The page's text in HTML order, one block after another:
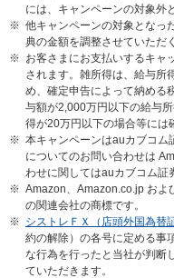
には、キャンペーンの対象外
※ 他キャンペーンの対象となっ
典の金額を調整させていただ
※ お客さまにお支払いするキャ
されます。雑所得は、給与所
め、確定申告によって納める
与額が2,000万円以下の給与
得が20万円以下の場合等には
※ 本キャンペーンはauカブコム
についてのお問い合わせは
わせに関してはauカブコム証
※ Amazon、Amazon.co.jp およ
の関連会社の商標です。
※ シストレＦＸ（店頭外国為替
約の解除）の各号に定める事
な行為を行ったと当社が判断
ていただきます。